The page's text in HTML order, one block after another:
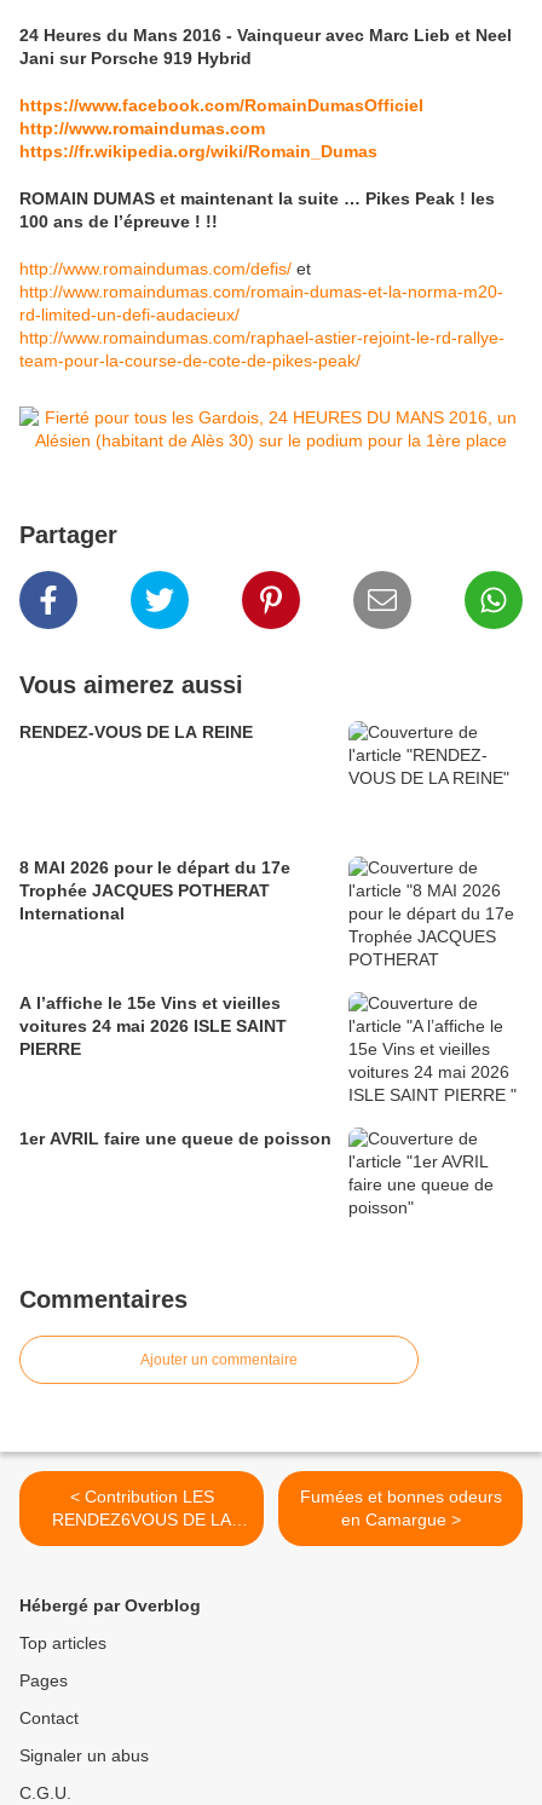
24 Heures du Mans 2016 - Vainqueur avec Marc Lieb et Neel
Jani sur Porsche 919 Hybrid
https://www.facebook.com/RomainDumasOfficiel
http://www.romaindumas.com
https://fr.wikipedia.org/wiki/Romain_Dumas
ROMAIN DUMAS et maintenant la suite … Pikes Peak ! les
100 ans de l’épreuve ! !!
http://www.romaindumas.com/defis/ et
http://www.romaindumas.com/romain-dumas-et-la-norma-m20-
rd-limited-un-defi-audacieux/
http://www.romaindumas.com/raphael-astier-rejoint-le-rd-rallye-
team-pour-la-course-de-cote-de-pikes-peak/
Partager
Vous aimerez aussi
RENDEZ-VOUS DE LA REINE
8 MAI 2026 pour le départ du 17e
Trophée JACQUES POTHERAT
International
A l’affiche le 15e Vins et vieilles
voitures 24 mai 2026 ISLE SAINT
PIERRE
1er AVRIL faire une queue de poisson
Commentaires
Ajouter un commentaire
< Contribution LES
RENDEZ6VOUS DE LA
REINE à l’album des bons
Fumées et bonnes odeurs
en Camargue >
Hébergé par Overblog
Top articles
Pages
Contact
Signaler un abus
C.G.U.